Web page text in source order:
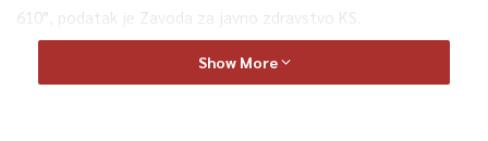
610″, podatak je Zavoda za javno zdravstvo KS.
U Covid-ambulantama Javne ustanove Dom zdravlja KS
Show More